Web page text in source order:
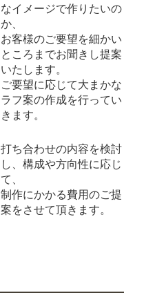
なイメージで作りたいの
か、
お客様のご要望を細かい
ところまでお聞きし提案
いたします。
ご要望に応じて大まかな
ラフ案の作成を行ってい
きます。
打ち合わせの内容を検討
し、構成や方向性に応じ
て、
制作にかかる費用のご提
案をさせて頂きます。